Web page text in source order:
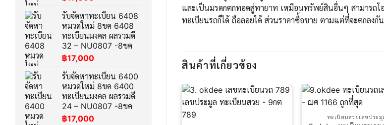
รับจัดหาทะเบียน 6408
หมวดใหม่ 8ขค 6408
ทะเบียนมงคล ผลรวมดี
32 – NU0807 -8ขค
฿17,000
รับจัดหาทะเบียน 6400
หมวดใหม่ 8ขค 6400
ทะเบียนมงคล ผลรวมดี
24 – NU0807 -8ขค
฿17,000
และเป็นมรดกตกทอดสู่ทายาท เหมือนทรัพย์สินอื่นๆ สามารถโ
ทะเบียนรถก็ได้ ถือลอยได้ ส่วนราคาซื้อขาย ตามแต่ที่จะตกลงกัน
สินค้าที่เกี่ยวข้อง
ทะเบียนสวยเลขประมู